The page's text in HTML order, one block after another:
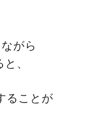
がら
、
ることが